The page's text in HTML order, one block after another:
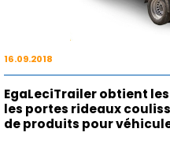
16.09.2018
EgaLeciTrailer obtient
les portes rideaux
de produits pour